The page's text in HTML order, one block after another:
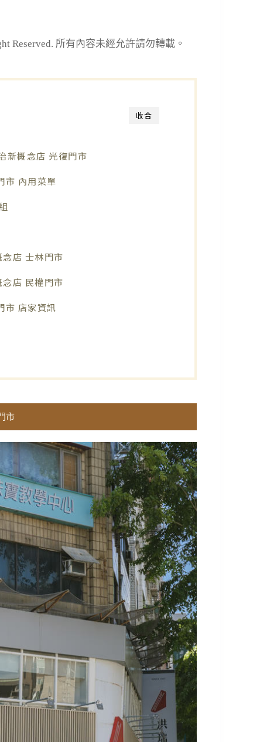
Reserved. 所有內容未經允許請勿轉載。
收合
新概念店 光復門市
市 內用菜單
店 士林門市
店 民權門市
市 店家資訊
市